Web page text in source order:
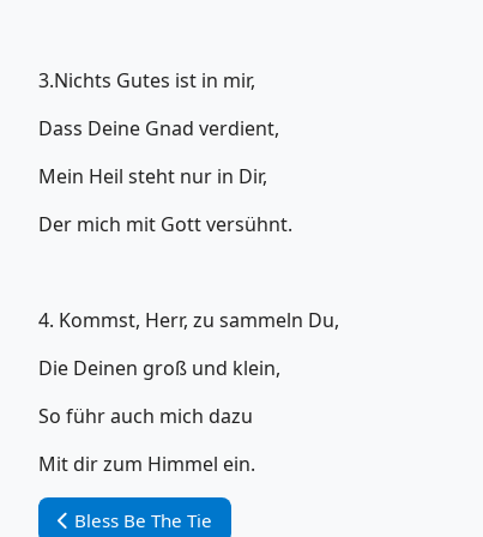
3.Nichts Gutes ist in mir,
Dass Deine Gnad verdient,
Mein Heil steht nur in Dir,
Der mich mit Gott versühnt.
4. Kommst, Herr, zu sammeln Du,
Die Deinen groß und klein,
So führ auch mich dazu
Mit dir zum Himmel ein.
Vorheriger Beitrag: Bless Be The Tie
Bless Be The Tie